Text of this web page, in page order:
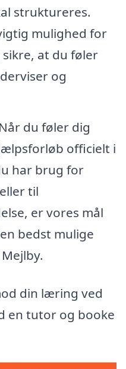
struktureres.
mulighed for
at du føler
og
du føler dig
officielt i
har brug for
til
er vores mål
bedst mulige
din læring ved
en tutor og booke